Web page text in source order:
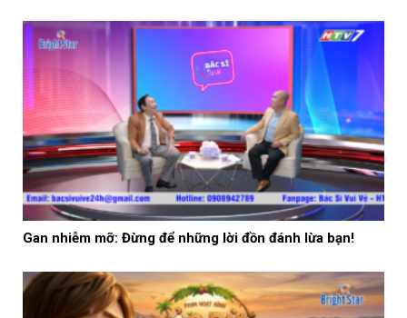
Gan nhiễm mỡ: Đừng để những lời đồn đánh lừa bạn!